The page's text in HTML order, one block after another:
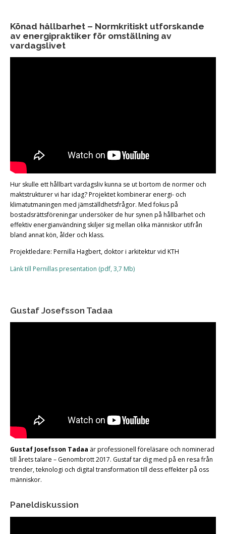
Könad hållbarhet – Normkritiskt utforskande
av energipraktiker för omställning av
vardagslivet
Hur skulle ett hållbart vardagsliv kunna se ut bortom de normer och
maktstrukturer vi har idag? Projektet kombinerar energi- och
klimatutmaningen med jämställdhetsfrågor. Med fokus på
bostadsrättsföreningar undersöker de hur synen på hållbarhet och
effektiv energianvändning skiljer sig mellan olika människor utifrån
bland annat kön, ålder och klass.
Projektledare: Pernilla Hagbert, doktor i arkitektur vid KTH
Länk till Pernillas presentation (pdf, 3,7 Mb)
Gustaf Josefsson Tadaa
Gustaf Josefsson Tadaa är professionell föreläsare och nominerad
till årets talare – Genombrott 2017. Gustaf tar dig med på en resa från
trender, teknologi och digital transformation till dess effekter på oss
människor.
Paneldiskussion